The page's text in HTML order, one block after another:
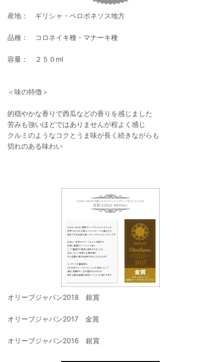
産地： ギリシャ・ペロポネソス地方
品種： コロネイキ種・マナーキ種
容量： ２５０ml
＜味の特徴＞
的穏やかな香りで西瓜などの香りを感じました
苦みも強いほどではありませんが程よく感じ
クルミのようなコクとうま味が長く続きながらも
切れのある味わい
オリーブジャパン2018 銀賞
オリーブジャパン2017 金賞
オリーブジャパン2016 銀賞